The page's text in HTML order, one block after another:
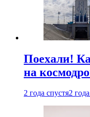
Поехали!
на
2 года спустя2